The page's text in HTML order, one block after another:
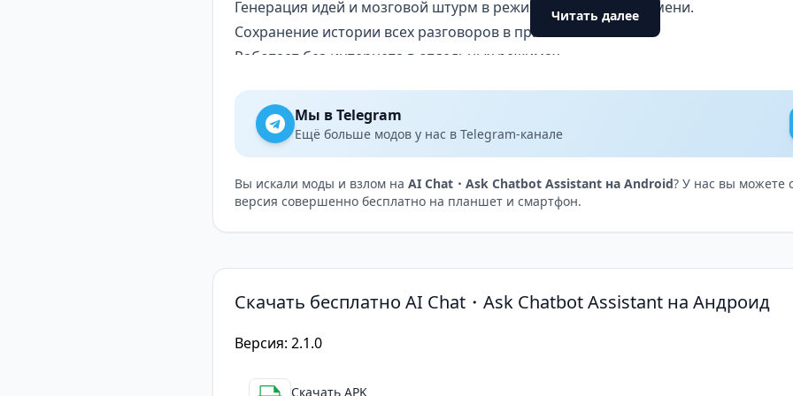
Генерация идей и мозговой штурм в режиме реального времени.
Сохранение истории всех разговоров в приложении.
Работает без интернета в отдельных режимах.
Используя приложение, вы можете задавать вопросы по любым темам — от
творчества и быта. ИИ способен помочь с анализом информации, переводом,
концепций и даже с кодированием. Просто напишите запрос, и система
секунды.
Приложение позволяет вести несколько параллельных бесед на разные темы,
между ними. Вы можете копировать ответы, сохранять важные диалоги или
Фрилансеры и писатели оценят возможность быстро генерировать идеи и
В отличие от аналогичных приложений, здесь удобный русскоязычный
Если вам нужен помощник, который всегда доступен и не требует лишних
Читать далее
Мы в Telegram
Ещё больше модов у нас в Telegram-канале
Вы искали моды и взлом на AI Chat・Ask Chatbot Assistant на Android? У нас вы можете
версия совершенно бесплатно на планшет и смартфон.
Скачать бесплатно AI Chat・Ask Chatbot Assistant на Андроид
Версия: 2.1.0
Скачать APK